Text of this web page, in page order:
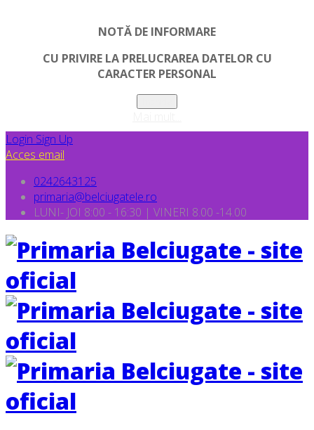
NOTĂ DE INFORMARE
CU PRIVIRE LA PRELUCRAREA DATELOR CU
CARACTER PERSONAL
Login Sign Up
Acces email
0242643125
primaria@belciugatele.ro
LUNI- JOI 8:00 - 16:30 | VINERI 8.00 -14.00